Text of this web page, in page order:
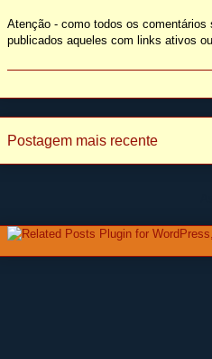
Atenção - como todos os comentários
publicados aqueles com links ativos
Postagem mais recente